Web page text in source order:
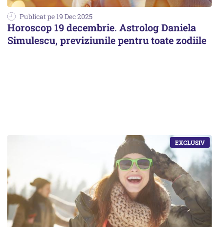
Publicat pe 19 Dec 2025
Horoscop 19 decembrie. Astrolog Daniela
Simulescu, previziunile pentru toate zodiile